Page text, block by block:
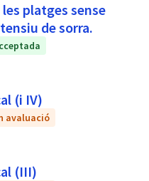
platges sense
de sorra.
(i IV)
avaluació
(III)